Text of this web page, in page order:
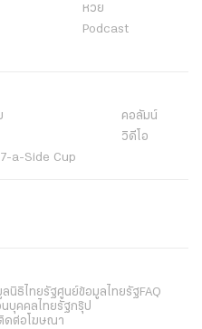
หวย
Podcast
คอลัมน์
วิดีโอ
a-Side Cup
ลนิธิไทยรัฐศูนย์ข้อมูลไทยรัฐFAQ
บุคคลไทยรัฐกรุ๊ป
ดต่อโฆษณา